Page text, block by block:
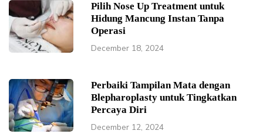
Pilih Nose Up Treatment untuk
Hidung Mancung Instan Tanpa
Operasi
December 18, 2024
Perbaiki Tampilan Mata dengan
Blepharoplasty untuk Tingkatkan
Percaya Diri
December 12, 2024